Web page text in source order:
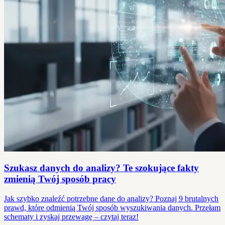
Szukasz danych do analizy? Te szokujące fakty
zmienią Twój sposób pracy
Jak szybko znaleźć potrzebne dane do analizy? Poznaj 9 brutalnych
prawd, które odmienią Twój sposób wyszukiwania danych. Przełam
schematy i zyskaj przewagę – czytaj teraz!